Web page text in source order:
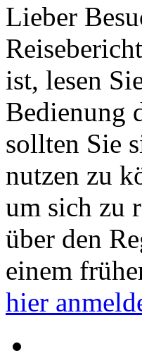
Lieber
ist, lesen
Bedienung
sollten Sie
nutzen zu
um sich zu
über den
einem
hier